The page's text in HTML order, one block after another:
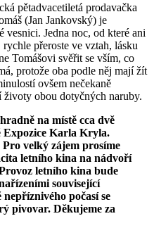
pětadvacetiletá prodavačka
(Jan Jankovský) je
Jedna noc, od které ani
přeroste ve vztah, lásku
Tomášovi svěřit se vším, co
protože oba podle něj mají žít
ovšem nečekaně
životy obou dotyčných naruby.
na místě cca dvě
Karla Kryla.
Pro velký zájem prosíme
letního kina na nádvoří
letního kina bude
související
počasí se
pivovar. Děkujeme za